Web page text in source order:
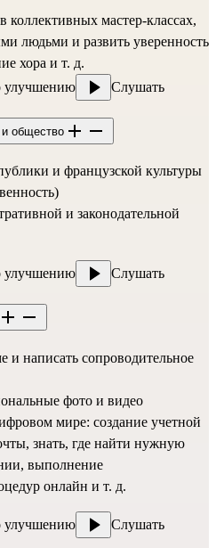
мастер-классах,
людьми и развить уверенность
хора и т. д.
улучшению
Слушать
общество
и французской культуры
и законодательной
улучшению Слушать
и написать сопроводительное
фото и видео
мире: создание учетной
знать, где найти нужную
выполнение
онлайн и т. д.
улучшению Слушать